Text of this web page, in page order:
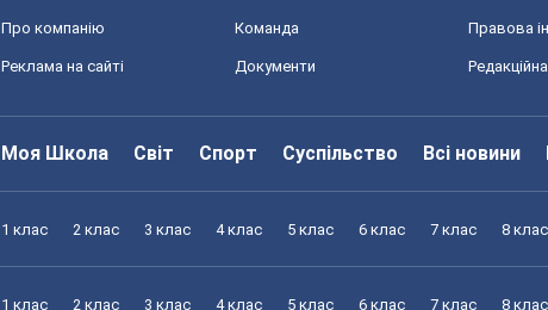
Про компанію Команда Правова
Реклама на сайті Документи
Моя Школа Світ Спорт Суспільство Всі новини
1 клас 2 клас 3 клас 4 клас 5 клас 6 клас 7 клас 8 клас
1 клас 2 клас 3 клас 4 клас 5 клас 6 клас 7 клас 8 клас